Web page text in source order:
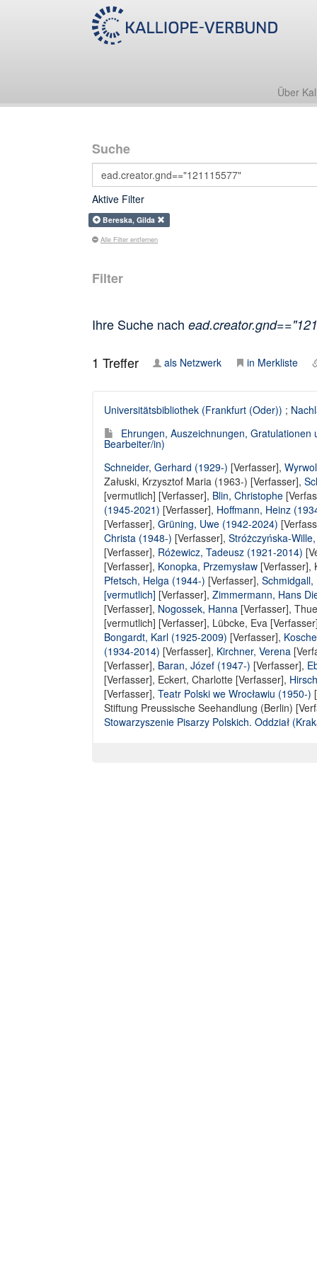
Über
Suche
Aktive Filter
Bereska, Gilda
Alle Filter entfernen
Filter
Ihre Suche nach
1 Treffer als Netzwerk in Merkliste
Universitätsbibliothek (Frankfurt (Oder)) ;
Ehrungen, Auszeichnungen,
Bearbeiter/in)
Schneider, Gerhard (1929-) [Verfasser],
Załuski, Krzysztof Maria (1963-) [Verfasser],
[vermutlich] [Verfasser], Blin, Christophe
(1945-2021) [Verfasser], Hoffmann, Heinz
[Verfasser], Grüning, Uwe (1942-2024)
Christa (1948-) [Verfasser], Stróżczyńska-
[Verfasser], Różewicz, Tadeusz (1921-2014)
[Verfasser], Konopka, Przemysław [Verfasser],
Pfetsch, Helga (1944-) [Verfasser],
[vermutlich] [Verfasser], Zimmermann, Hans
[Verfasser], Nogossek, Hanna [Verfasser],
[vermutlich] [Verfasser], Lübcke, Eva
Bongardt, Karl (1925-2009) [Verfasser],
(1934-2014) [Verfasser], Kirchner, Verena
[Verfasser], Baran, Józef (1947-) [Verfasser],
[Verfasser], Eckert, Charlotte [Verfasser],
[Verfasser], Teatr Polski we Wrocławiu (1950-)
Stiftung Preussische Seehandlung (Berlin)
Stowarzyszenie Pisarzy Polskich. Oddział